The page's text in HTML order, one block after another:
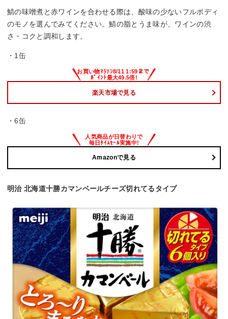
鯖の味噌煮と赤ワインを合わせる際は、酸味の少ないフルボディ
のモノを選んでみてください。鯖の脂とうま味が、ワインの渋
さ・コクと調和します。
・1缶
楽天市場で見る
・6缶
Amazonで見る
明治 北海道十勝カマンベールチーズ切れてるタイプ